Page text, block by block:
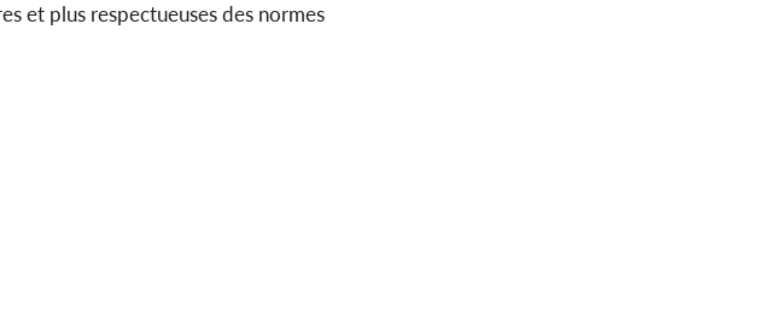
et plus respectueuses des normes